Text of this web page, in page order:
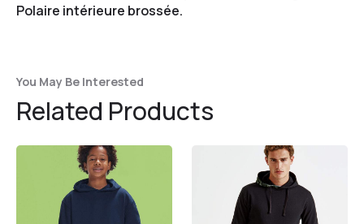
Polaire intérieure brossée.
You May Be Interested
Related Products